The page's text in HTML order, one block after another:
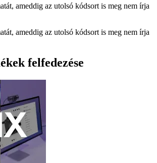
ameddig az utolsó kódsort is meg nem írja
ameddig az utolsó kódsort is meg nem írja
felfedezése